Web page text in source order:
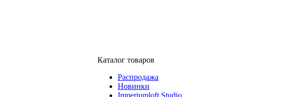
Каталог товаров
Распродажа
Новинки
Imperiumloft Studio